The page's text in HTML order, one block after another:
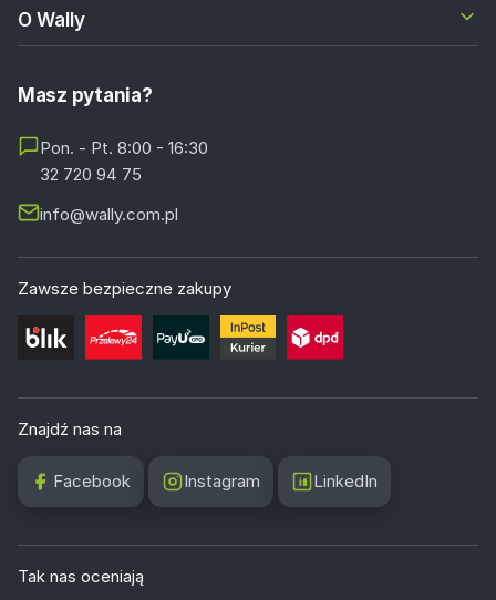
O Wally
Masz pytania?
Pon. - Pt. 8:00 - 16:30
32 720 94 75
info@wally.com.pl
Zawsze bezpieczne zakupy
Znajdź nas na
Facebook Instagram LinkedIn
Tak nas oceniają